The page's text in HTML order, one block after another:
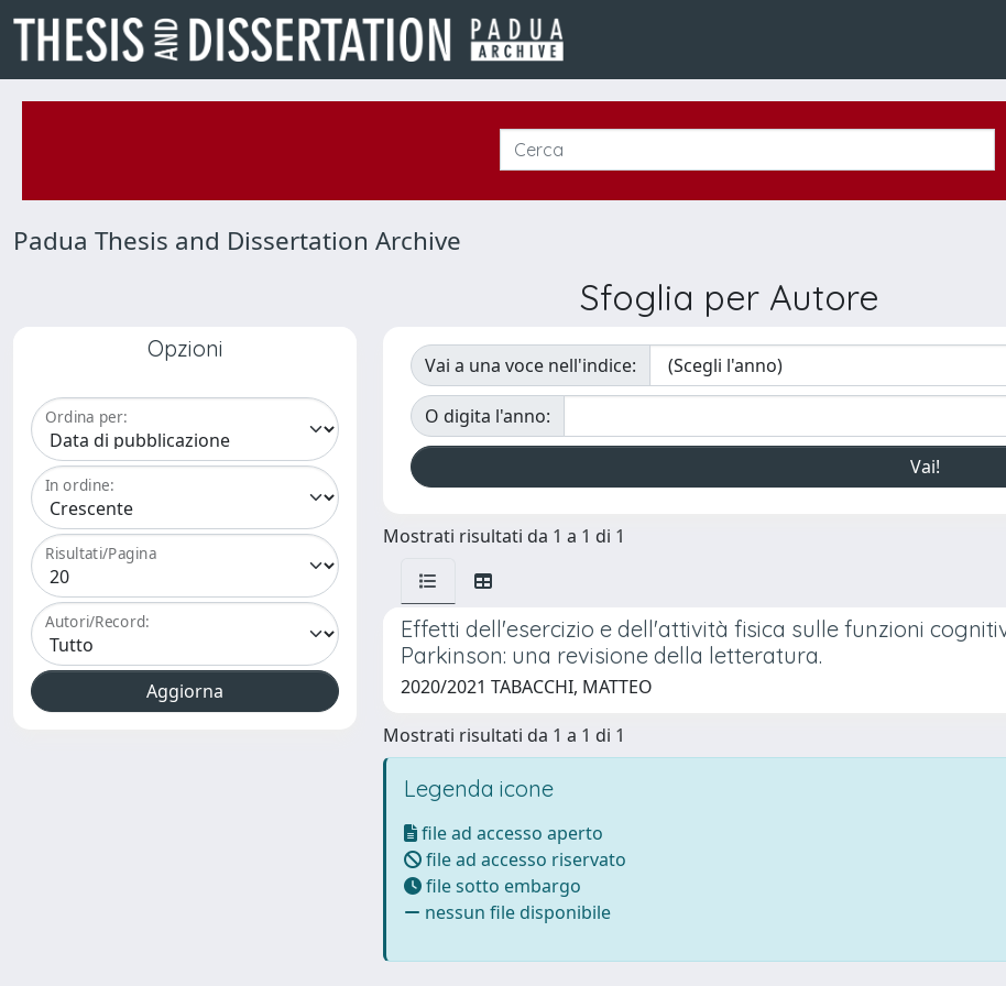
Padua Thesis and Dissertation Archive
Sfoglia per Autore
Opzioni
Ordina per:
In ordine:
Risultati/Pagina
Autori/Record:
Vai a una voce nell'indice:
O digita l'anno:
Mostrati risultati da 1 a 1 di 1
Effetti dell'esercizio e dell'attività fisica sulle funzioni
Parkinson: una revisione della letteratura.
2020/2021 TABACCHI, MATTEO
Mostrati risultati da 1 a 1 di 1
Legenda icone
file ad accesso aperto
file ad accesso riservato
file sotto embargo
nessun file disponibile